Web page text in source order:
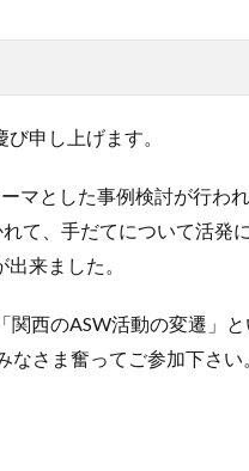
申し上げます。
マとした事例検討が行わ
て、手だてについて活発
来ました。
西のASW活動の変遷」と
さま奮ってご参加下さい